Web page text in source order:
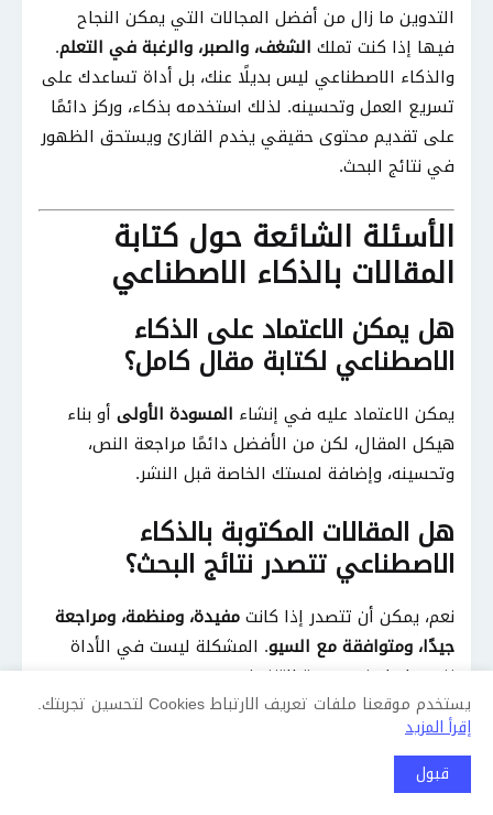
التدوين ما زال من أفضل المجالات التي يمكن النجاح
فيها إذا كنت تملك الشغف، والصبر، والرغبة في التعلم.
والذكاء الاصطناعي ليس بديلًا عنك، بل أداة تساعدك على
تسريع العمل وتحسينه. لذلك استخدمه بذكاء، وركز دائمًا
على تقديم محتوى حقيقي يخدم القارئ ويستحق الظهور
في نتائج البحث.
الأسئلة الشائعة حول كتابة
المقالات بالذكاء الاصطناعي
هل يمكن الاعتماد على الذكاء
الاصطناعي لكتابة مقال كامل؟
يمكن الاعتماد عليه في إنشاء المسودة الأولى أو بناء
هيكل المقال، لكن من الأفضل دائمًا مراجعة النص،
وتحسينه، وإضافة لمستك الخاصة قبل النشر.
هل المقالات المكتوبة بالذكاء
الاصطناعي تتصدر نتائج البحث؟
نعم، يمكن أن تتصدر إذا كانتمفيدة، ومنظمة، ومراجعة
جيدًا، ومتوافقة مع السيو. المشكلة ليست في الأداة
نفسها، بل في جودة التنفيذ.
ما أهم شيء يجب فعله بعد توليد
المقال؟
يستخدم موقعنا ملفات تعريف الارتباط Cookies لتحسين تجربتك.
إقرأ المزيد
قبول